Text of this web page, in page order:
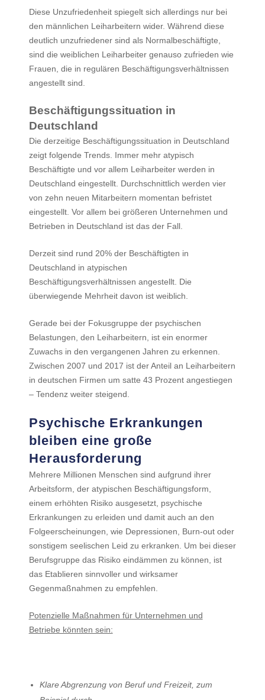
Diese Unzufriedenheit spiegelt sich allerdings nur bei
den männlichen Leiharbeitern wider. Während diese
deutlich unzufriedener sind als Normalbeschäftigte,
sind die weiblichen Leiharbeiter genauso zufrieden wie
Frauen, die in regulären Beschäftigungsverhältnissen
angestellt sind.
Beschäftigungssituation in
Deutschland
Die derzeitige Beschäftigungssituation in Deutschland
zeigt folgende Trends. Immer mehr atypisch
Beschäftigte und vor allem Leiharbeiter werden in
Deutschland eingestellt. Durchschnittlich werden vier
von zehn neuen Mitarbeitern momentan befristet
eingestellt. Vor allem bei größeren Unternehmen und
Betrieben in Deutschland ist das der Fall.
Derzeit sind rund 20% der Beschäftigten in
Deutschland in atypischen
Beschäftigungsverhältnissen angestellt. Die
überwiegende Mehrheit davon ist weiblich.
Gerade bei der Fokusgruppe der psychischen
Belastungen, den Leiharbeitern, ist ein enormer
Zuwachs in den vergangenen Jahren zu erkennen.
Zwischen 2007 und 2017 ist der Anteil an Leiharbeitern
in deutschen Firmen um satte 43 Prozent angestiegen
– Tendenz weiter steigend.
Psychische Erkrankungen
bleiben eine große
Herausforderung
Mehrere Millionen Menschen sind aufgrund ihrer
Arbeitsform, der atypischen Beschäftigungsform,
einem erhöhten Risiko ausgesetzt, psychische
Erkrankungen zu erleiden und damit auch an den
Folgeerscheinungen, wie Depressionen, Burn-out oder
sonstigem seelischen Leid zu erkranken. Um bei dieser
Berufsgruppe das Risiko eindämmen zu können, ist
das Etablieren sinnvoller und wirksamer
Gegenmaßnahmen zu empfehlen.
Potenzielle Maßnahmen für Unternehmen und
Betriebe könnten sein:
Klare Abgrenzung von Beruf und Freizeit, zum